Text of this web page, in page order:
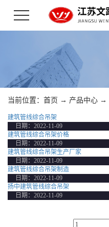
当前位置： 首页 → 产品中心 →
建筑管线综合吊架
日期： 2022-11-09
建筑管线综合吊架价格
日期： 2022-11-09
建筑管线综合吊架生产厂家
日期： 2022-11-09
建筑管线综合吊架制造
日期： 2022-11-09
扬中建筑管线综合吊架
日期： 2022-11-09